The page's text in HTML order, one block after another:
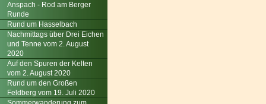
Anspach - Rod am Berger
Runde
Rund um Hasselbach
Nachmittags über Drei Eichen
und Tenne vom 2. August
2020
Auf den Spuren der Kelten
vom 2. August 2020
Rund um den Großen
Feldberg vom 19. Juli 2020